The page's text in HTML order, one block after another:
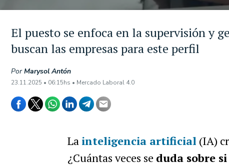
El puesto se enfoca en la supervisión y
buscan las empresas para este perfil
PorMarysol Antón
23.11.2025 • 06:15hs • Mercado Laboral 4.0
La inteligencia artificial (IA)
¿Cuántas veces se duda sobre